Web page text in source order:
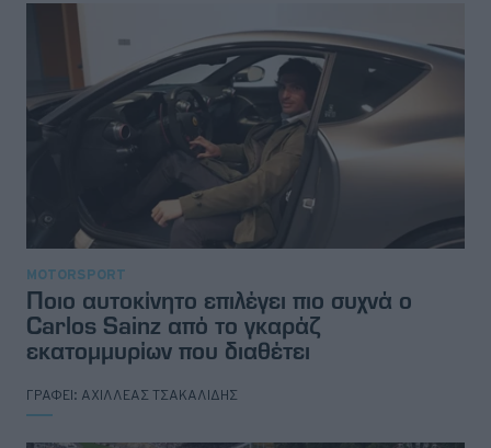
MOTORSPORT
Ποιο αυτοκίνητο επιλέγει πιο συχνά ο
Carlos Sainz από το γκαράζ
εκατομμυρίων που διαθέτει
ΓΡΑΦΕΙ: ΑΧΙΛΛΕΑΣ ΤΣΑΚΑΛΙΔΗΣ